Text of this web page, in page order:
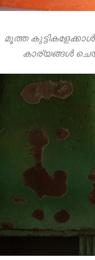
മൂത്ത
കാര്യങ്ങൾ